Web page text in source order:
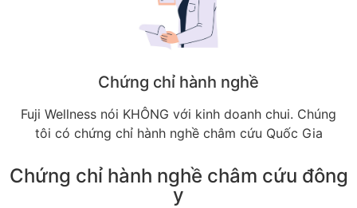
Chứng chỉ hành nghề
Fuji Wellness nói KHÔNG với kinh doanh chui. Chúng
tôi có chứng chỉ hành nghề châm cứu Quốc Gia
Chứng chỉ hành nghề châm cứu đông
y